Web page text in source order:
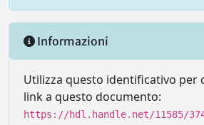
Informazioni
Utilizza questo identificativo per
link a questo documento:
https://hdl.handle.net/11585/